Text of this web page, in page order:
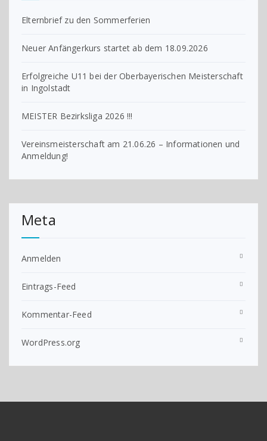
Elternbrief zu den Sommerferien
Neuer Anfängerkurs startet ab dem 18.09.2026
Erfolgreiche U11 bei der Oberbayerischen Meisterschaft
in Ingolstadt
MEISTER Bezirksliga 2026 !!!
Vereinsmeisterschaft am 21.06.26 – Informationen und
Anmeldung!
Meta
Anmelden
Eintrags-Feed
Kommentar-Feed
WordPress.org